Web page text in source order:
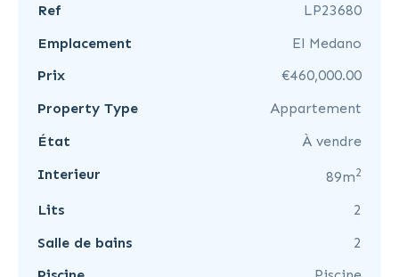
Ref
LP23680
Emplacement
El Medano
Prix
€460,000.00
Property Type
Appartement
État
À vendre
Interieur
89m2
Lits
2
Salle de bains
2